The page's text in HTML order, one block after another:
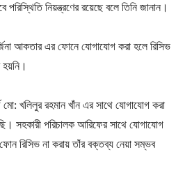
নিয়ন্ত্রণের রয়েছে বলে তিনি জানান।
আকতার এর ফোনে যোগাযোগ করা হলে রিসিভ
খলিলুর রহমান খাঁন এর সাথে যোগাযোগ করা
সহকারী পরিচালক আরিফের সাথে যোগাযোগ
রিসিভ না করায় তাঁর বক্তব্য নেয়া সম্ভব